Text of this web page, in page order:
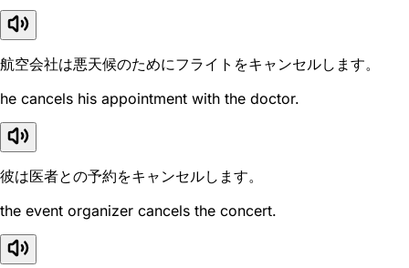
航空会社は悪天候のためにフライトをキャンセルします。
he cancels his appointment with the doctor.
彼は医者との予約をキャンセルします。
the event organizer cancels the concert.